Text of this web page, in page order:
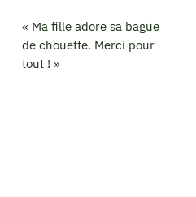
« Ma fille adore sa bague
de chouette. Merci pour
tout ! »